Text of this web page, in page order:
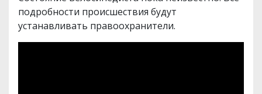
подробности происшествия будут
устанавливать правоохранители.